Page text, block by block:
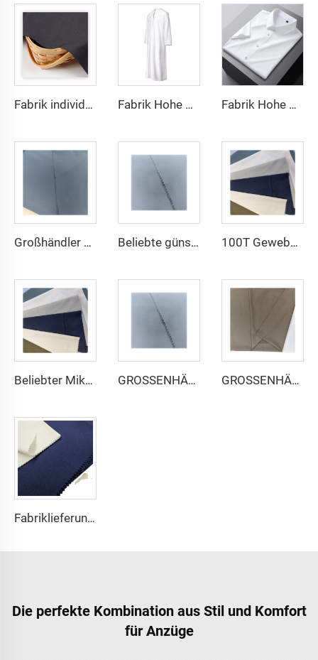
Fabrik individueller leichten TR-Stoff fühlt sich bequem an, Mittlerer Osten in verschiedenen Farben einfaches Twill-Hemd-Roben Fabrik Hohe Qualität TR Twill-Stoff Mittlerer Osten Männer Robe Set Hemd-Stoff leichtes Gewicht Fabrik Hohe Qualität TR Twill-Einfarbig Stoff Mittlerer Osten Männer Robe Set Hemd-Stoff leichtes Gewicht
Großhändler günstige Mikrofasermaterialien für arabischen Thobe für Männer Polyester Toyobo-Stoff Hemd Arabischer Thobe Beliebte günstige arabischer Thobe-Stoff für Arba-Thobe Hemd-Hose-Stoff Polyester Toyobo-Stoff Micro-Fiber 100T Gewebe Flach micro-faser Polyester Stoff Toyobo Arabischer Thobe-Stoff
Beliebter Mikrofaser arabischer Thobe-Stoff für Herren, gesponnener Polyesterstoff, Toyobo-Stoff, Hemd, arabischer Thobe GROSSENHÄNDLER Mikrofaser-Stoff für Herren, gesponnener Polyesterstoff, Toyobo-Stoff, Hemd, arabischer Thobe GROSSENHÄNDLER arabischer Thobe-Stoff für Herren, gesponnener Polyesterstoff, Toyobo-Stoff, Hemd, arabischer Thobe
Fabriklieferung 65% Polyester 35% Baumwolle für Futter von Jeans, einfaches TC-TWILL gefärbter Stoff für Arbeitskleidung
Die perfekte Kombination aus Stil und Komfort
für Anzüge